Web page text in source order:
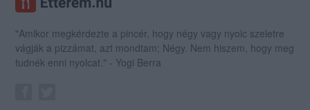
"Amikor megkérdezte a pincér, hogy négy vagy nyolc szeletre
vágják a pizzámat, azt mondtam; Négy. Nem hiszem, hogy meg
tudnék enni nyolcat." - Yogi Berra